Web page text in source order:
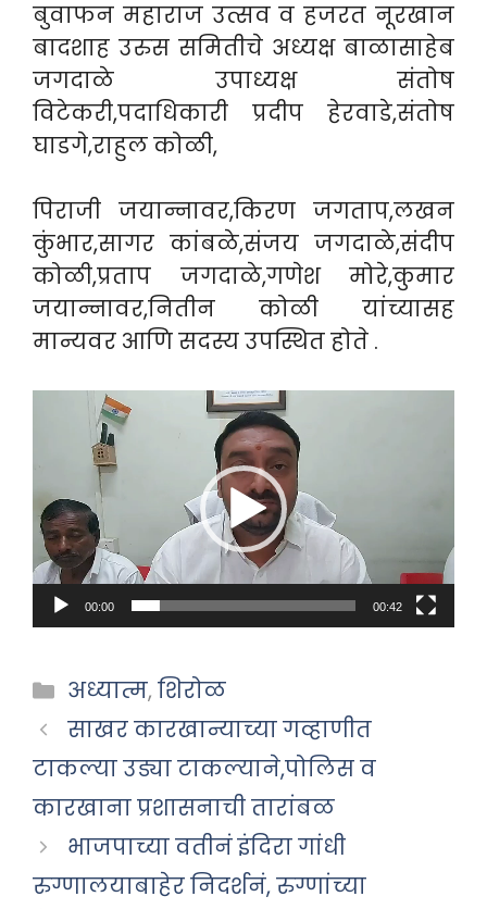
बुवाफन महाराज उत्सव व हजरत नूरखान
बादशाह उरुस समितीचे अध्यक्ष बाळासाहेब
जगदाळे उपाध्यक्ष संतोष
विटेकरी,पदाधिकारी प्रदीप हेरवाडे,संतोष
घाडगे,राहुल कोळी,
पिराजी जयान्नावर,किरण जगताप,लखन
कुंभार,सागर कांबळे,संजय जगदाळे,संदीप
कोळी,प्रताप जगदाळे,गणेश मोरे,कुमार
जयान्नावर,नितीन कोळी यांच्यासह
मान्यवर आणि सदस्य उपस्थित होते .
Video
Player
00:00 00:42
Categories
अध्यात्म, शिरोळ
साखर कारखान्याच्या गव्हाणीत
टाकल्या उड्या टाकल्याने,पोलिस व
कारखाना प्रशासनाची तारांबळ
भाजपाच्या वतीनं इंदिरा गांधी
रुग्णालयाबाहेर निदर्शनं, रुग्णांच्या